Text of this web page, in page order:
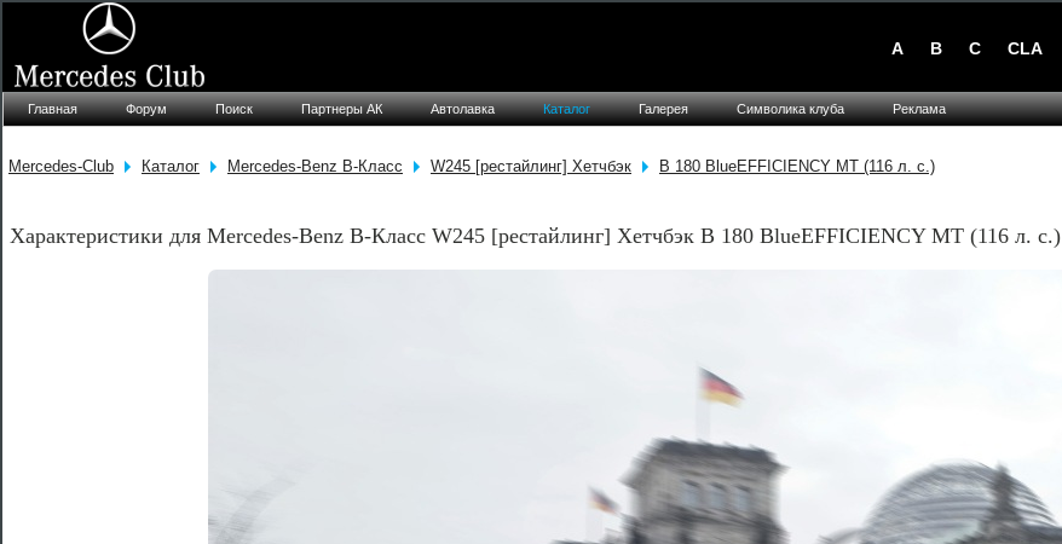
A B C CLA
Главная Форум Поиск Партнеры АК Автолавка Каталог Галерея Символика клуба Реклама
Mercedes-Club Каталог Mercedes-Benz B-Класс W245 [рестайлинг] Хетчбэк B 180 BlueEFFICIENCY MT (116 л. с.)
Характеристики для Mercedes-Benz B-Класс W245 [рестайлинг] Хетчбэк B 180 BlueEFFICIENCY MT (116 л. с.)